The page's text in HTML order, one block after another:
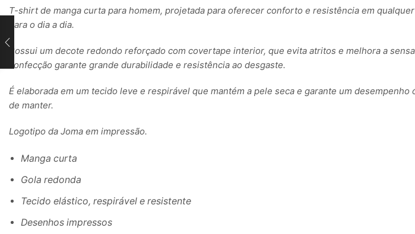
T-shirt de manga curta para homem, projetada para oferecer conforto e resistência em
para o dia a dia.
Possui um decote redondo reforçado com covertape interior, que evita atritos e melhora a
confecção garante grande durabilidade e resistência ao desgaste.
É elaborada em um tecido leve e respirável que mantém a pele seca e garante um
de manter.
Logotipo da Joma em impressão.
Manga curta
Gola redonda
Tecido elástico, respirável e resistente
Desenhos impressos